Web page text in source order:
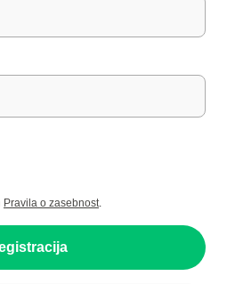
Pravila o zasebnost.